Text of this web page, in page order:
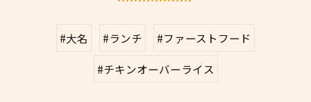
#大名 #ランチ #ファーストフード
#チキンオーバーライス